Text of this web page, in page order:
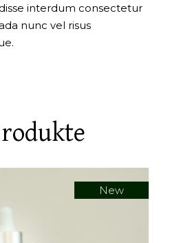
interdum consectetur
nunc vel risus
New